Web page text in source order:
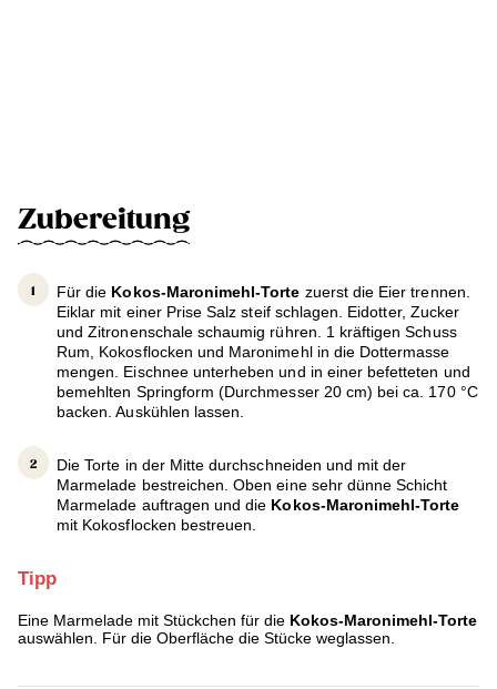
Zubereitung
Für die Kokos-Maronimehl-Torte zuerst die Eier trennen.
Eiklar mit einer Prise Salz steif schlagen. Eidotter, Zucker
und Zitronenschale schaumig rühren. 1 kräftigen Schuss
Rum, Kokosflocken und Maronimehl in die Dottermasse
mengen. Eischnee unterheben und in einer befetteten und
bemehlten Springform (Durchmesser 20 cm) bei ca. 170 °C
backen. Auskühlen lassen.
Die Torte in der Mitte durchschneiden und mit der
Marmelade bestreichen. Oben eine sehr dünne Schicht
Marmelade auftragen und die Kokos-Maronimehl-Torte
mit Kokosflocken bestreuen.
Tipp
Eine Marmelade mit Stückchen für die Kokos-Maronimehl-Torte
auswählen. Für die Oberfläche die Stücke weglassen.